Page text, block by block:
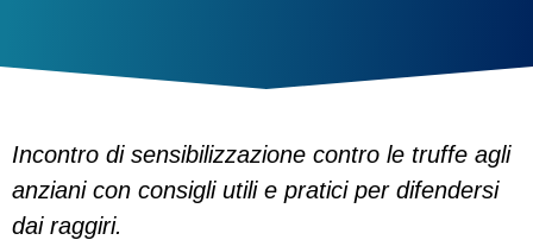
Incontro di sensibilizzazione contro le truffe agli
anziani con consigli utili e pratici per difendersi
dai raggiri.